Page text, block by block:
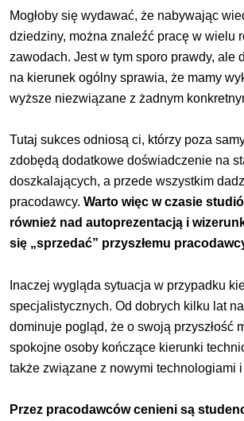
Mogłoby się wydawać, że nabywając
dziedziny, można znaleźć pracę w wielu
zawodach. Jest w tym sporo prawdy, ale
na kierunek ogólny sprawia, że mamy
wyższe niezwiązane z żadnym
Tutaj sukces odniosą ci, którzy poza
zdobędą dodatkowe doświadczenie na
doszkalających, a przede wszystkim
pracodawcy.Warto więc w czasie
również nad autoprezentacją i
się „sprzedać” przyszłemu
Inaczej wygląda sytuacja w przypadku
specjalistycznych. Od dobrych kilku lat
dominuje pogląd, że o swoją przyszłość
spokojne osoby kończące kierunki
także związane z nowymi technologiami
Przez pracodawców cenieni są